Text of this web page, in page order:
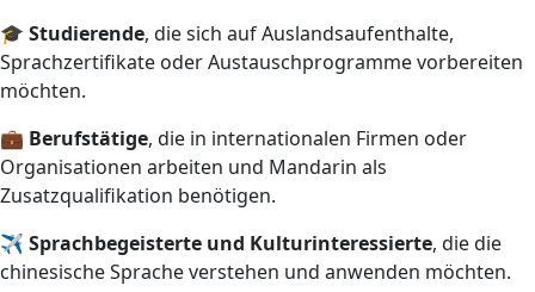
🎓 Studierende, die sich auf Auslandsaufenthalte,
Sprachzertifikate oder Austauschprogramme vorbereiten
möchten.
💼 Berufstätige, die in internationalen Firmen oder
Organisationen arbeiten und Mandarin als
Zusatzqualifikation benötigen.
✈️ Sprachbegeisterte und Kulturinteressierte, die die
chinesische Sprache verstehen und anwenden möchten.